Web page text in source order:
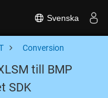
Svenska
Conversion
till BMP
SDK